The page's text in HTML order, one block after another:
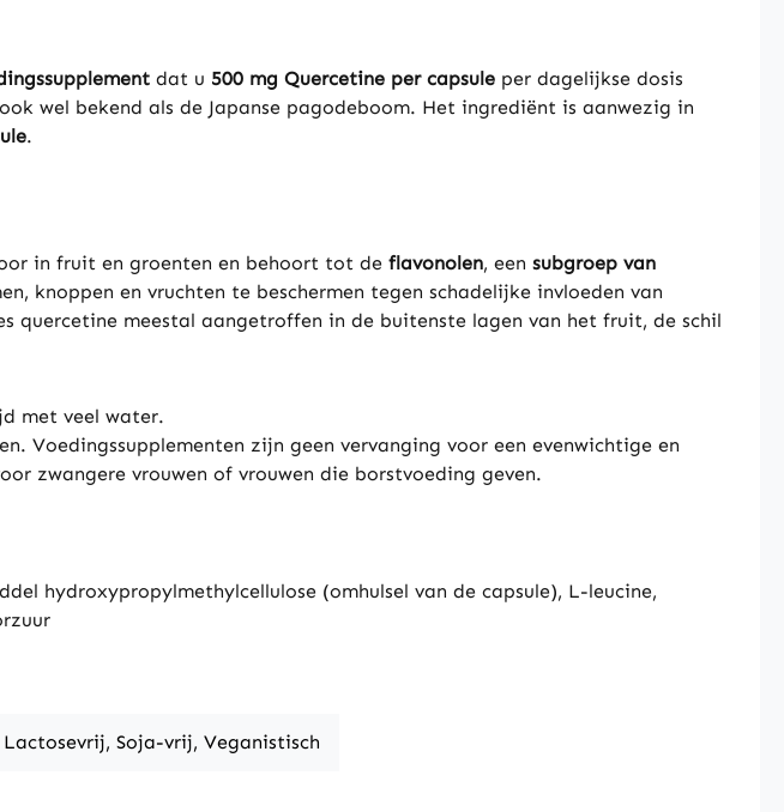
dat u 500 mg Quercetine per capsule per dagelijkse dosis
wel bekend als de Japanse pagodeboom. Het ingrediënt is aanwezig in
.
in fruit en groenten en behoort tot de flavonolen, een subgroep van
knoppen en vruchten te beschermen tegen schadelijke invloeden van
quercetine meestal aangetroffen in de buitenste lagen van het fruit, de schil
met veel water.
Voedingssupplementen zijn geen vervanging voor een evenwichtige en
zwangere vrouwen of vrouwen die borstvoeding geven.
hydroxypropylmethylcellulose (omhulsel van de capsule), L-leucine,
Soja-vrij, Veganistisch